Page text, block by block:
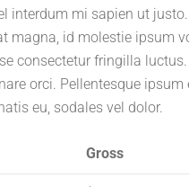
interdum mi sapien ut
magna, id molestie ipsum
consectetur fringilla
orci. Pellentesque ipsum
eu, sodales vel dolor.
Gross